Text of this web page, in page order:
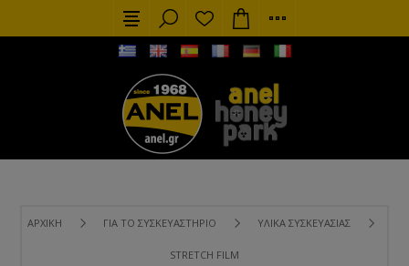
ΑΡΧΙΚΉ ΓΙΑ ΤΟ ΣΥΣΚΕΥΑΣΤΉΡΙΟ ΥΛΙΚΆ ΣΥΣΚΕΥΑΣΊΑΣ
STRETCH FILM